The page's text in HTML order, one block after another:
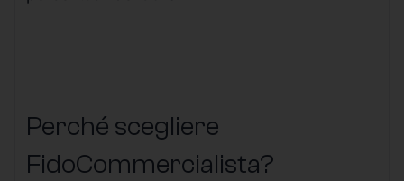
Perché scegliere
FidoCommercialista?